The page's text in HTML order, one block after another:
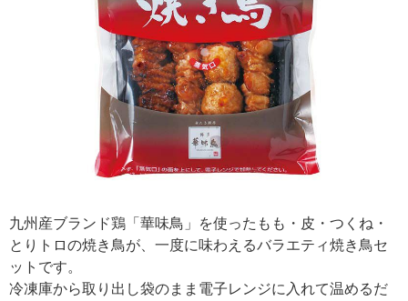
九州産ブランド鶏「華味鳥」を使ったもも・皮・つくね・
とりトロの焼き鳥が、一度に味わえるバラエティ焼き鳥セ
ットです。
冷凍庫から取り出し袋のまま電子レンジに入れて温めるだ